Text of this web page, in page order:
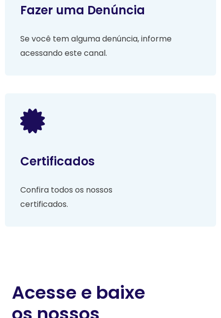
Fazer uma Denúncia
Se você tem alguma denúncia, informe
acessando este canal.
Certificados
Confira todos os nossos
certificados.
Acesse e baixe